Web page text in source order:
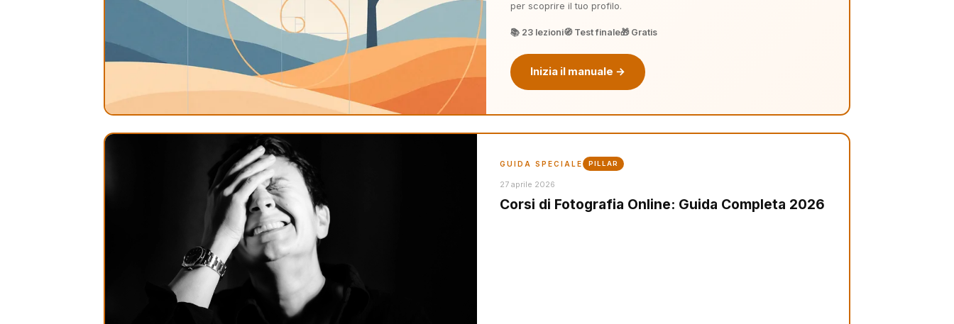
per scoprire il tuo profilo.
📚 23 lezioni🧭 Test finale🎁 Gratis
Inizia il manuale →
GUIDA SPECIALE PILLAR
27 aprile 2026
Corsi di Fotografia Online: Guida Completa 2026